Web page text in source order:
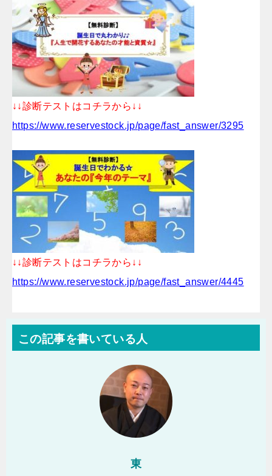
↓↓診断テストはコチラから↓↓
https://www.reservestock.jp/page/fast_answer/3295
↓↓診断テストはコチラから↓↓
https://www.reservestock.jp/page/fast_answer/4445
この記事を書いている人
東